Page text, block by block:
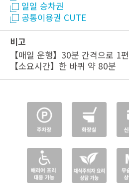
일일 승차권
공통이용권 CUTE
비고
【매일 운행】30분 간격으로 1편
【소요시간】한 바퀴 약 80분